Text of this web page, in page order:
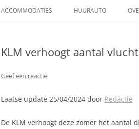
ACCOMMODATIES HUURAUTO
KLM verhoogt aantal
Geef een reactie
Laatse update 25/04/2024 door Redactie
De KLM verhoogt deze zomer het aantal